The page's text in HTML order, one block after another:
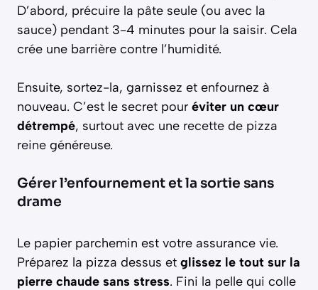
D’abord, précuire la pâte seule (ou avec la
sauce) pendant 3-4 minutes pour la saisir. Cela
crée une barrière contre l’humidité.
Ensuite, sortez-la, garnissez et enfournez à
nouveau. C’est le secret pour éviter un cœur
détrempé, surtout avec une recette de pizza
reine généreuse.
Gérer l’enfournement et la sortie sans
drame
Le papier parchemin est votre assurance vie.
Préparez la pizza dessus et glissez le tout sur la
pierre chaude sans stress. Fini la pelle qui colle